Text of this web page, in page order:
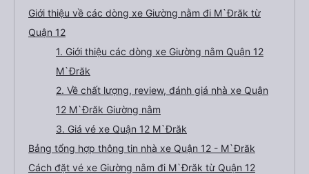
Giới thiệu về các dòng xe Giường nằm đi M`Đrăk từ
Quận 12
1. Giới thiệu các dòng xe Giường nằm Quận 12
M`Đrăk
2. Về chất lượng, review, đánh giá nhà xe Quận
12 M`Đrăk Giường nằm
3. Giá vé xe Quận 12 M`Đrăk
Bảng tổng hợp thông tin nhà xe Quận 12 - M`Đrăk
Cách đặt vé xe Giường nằm đi M`Đrăk từ Quận 12